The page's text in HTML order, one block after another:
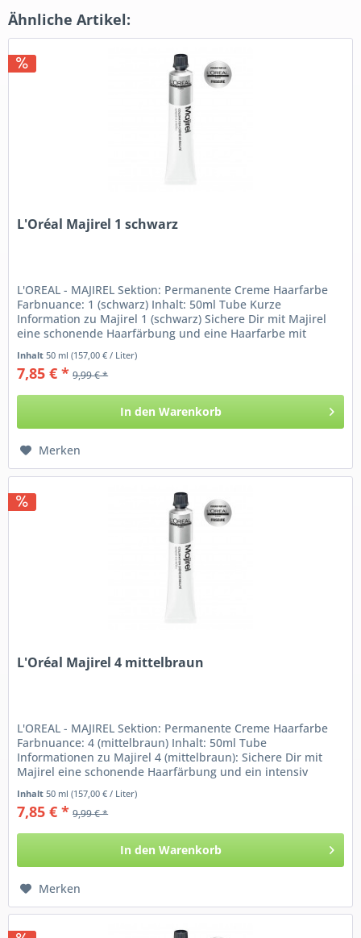
Ähnliche Artikel:
L'Oréal Majirel 1 schwarz
L'OREAL - MAJIREL Sektion: Permanente Creme Haarfarbe
Farbnuance: 1 (schwarz) Inhalt: 50ml Tube Kurze
Information zu Majirel 1 (schwarz) Sichere Dir mit Majirel
eine schonende Haarfärbung und eine Haarfarbe mit
Inhalt 50 ml(157,00 € / Liter)
7,85 € * 9,99 € *
In den Warenkorb
Merken
L'Oréal Majirel 4 mittelbraun
L'OREAL - MAJIREL Sektion: Permanente Creme Haarfarbe
Farbnuance: 4 (mittelbraun) Inhalt: 50ml Tube
Informationen zu Majirel 4 (mittelbraun): Sichere Dir mit
Majirel eine schonende Haarfärbung und ein intensiv
Inhalt 50 ml(157,00 € / Liter)
7,85 € * 9,99 € *
In den Warenkorb
Merken